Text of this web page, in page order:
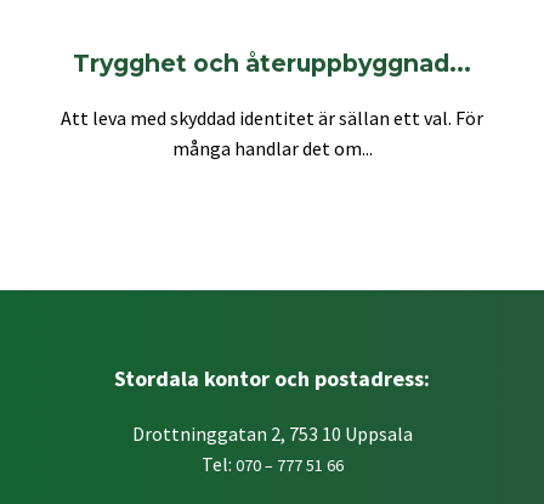
Trygghet och återuppbyggnad...
Att leva med skyddad identitet är sällan ett val. För
många handlar det om...
Stordala kontor och postadress:
Drottninggatan 2, 753 10 Uppsala
Tel: 070 – 777 51 66